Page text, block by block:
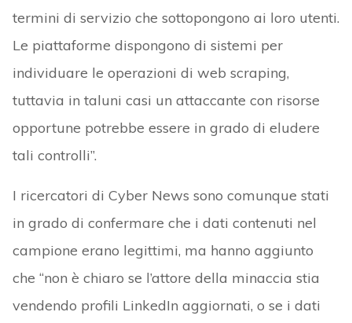
termini di servizio che sottopongono ai loro utenti.
Le piattaforme dispongono di sistemi per
individuare le operazioni di web scraping,
tuttavia in taluni casi un attaccante con risorse
opportune potrebbe essere in grado di eludere
tali controlli”.
I ricercatori di Cyber News sono comunque stati
in grado di confermare che i dati contenuti nel
campione erano legittimi, ma hanno aggiunto
che “non è chiaro se l’attore della minaccia stia
vendendo profili LinkedIn aggiornati, o se i dati